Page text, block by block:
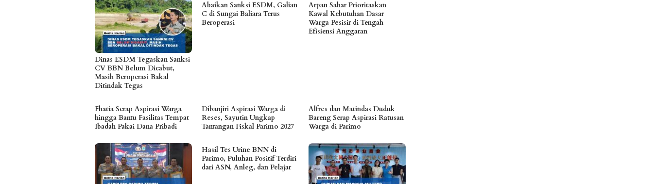
Dinas ESDM Tegaskan Sanksi
CV BBN Belum Dicabut,
Masih Beroperasi Bakal
Ditindak Tegas
Abaikan Sanksi ESDM, Galian
C di Sungai Baliara Terus
Beroperasi
Arpan Sahar Prioritaskan
Kawal Kebutuhan Dasar
Warga Pesisir di Tengah
Efisiensi Anggaran
Fhatia Serap Aspirasi Warga
hingga Bantu Fasilitas Tempat
Ibadah Pakai Dana Pribadi
Dibanjiri Aspirasi Warga di
Reses, Sayutin Ungkap
Tantangan Fiskal Parimo 2027
Alfres dan Matindas Duduk
Bareng Serap Aspirasi Ratusan
Warga di Parimo
Hasil Tes Urine BNN di
Parimo, Puluhan Positif Terdiri
dari ASN, Anleg, dan Pelajar